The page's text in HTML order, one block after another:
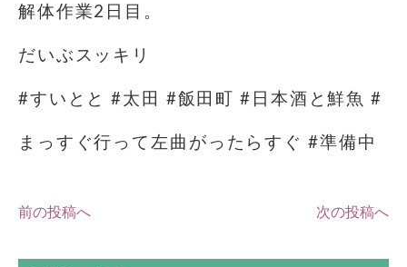
解体作業2日目。
だいぶスッキリ
#すいとと #太田 #飯田町 #日本酒と鮮魚 #
まっすぐ行って左曲がったらすぐ #準備中
前の投稿へ 次の投稿へ